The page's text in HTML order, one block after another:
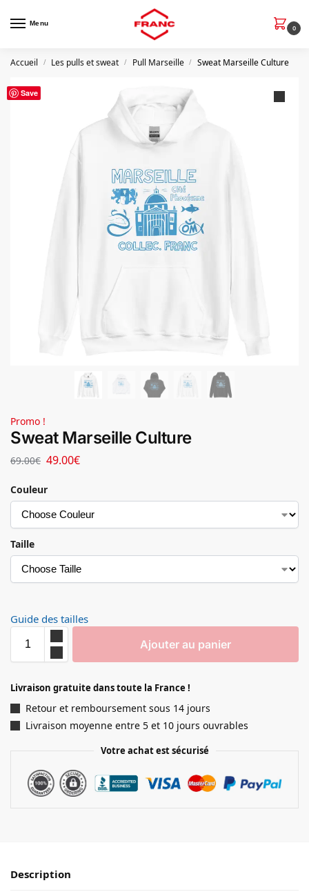
Menu
0
Accueil / Les pulls et sweat / Pull Marseille / Sweat Marseille Culture
Save
Promo !
Sweat Marseille Culture
69.00€ 49.00€
Couleur
Taille
Guide des tailles
Ajouter au panier
Livraison gratuite dans toute la France !
Retour et remboursement sous 14 jours
Livraison moyenne entre 5 et 10 jours ouvrables
Votre achat est sécurisé
Description